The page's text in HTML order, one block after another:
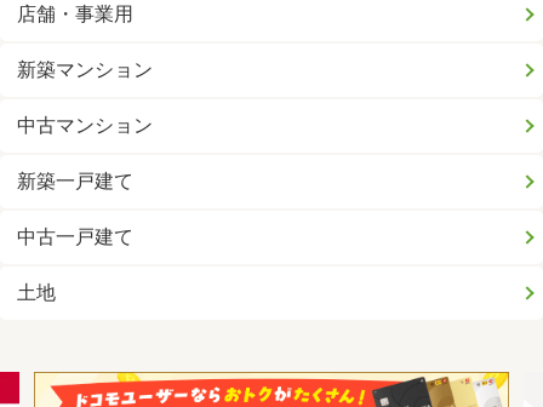
店舗・事業用
新築マンション
中古マンション
新築一戸建て
中古一戸建て
土地